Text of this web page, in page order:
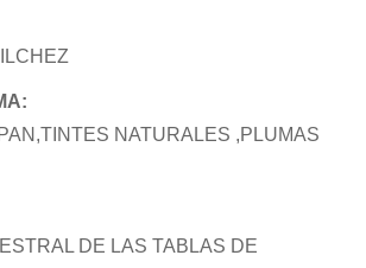
NATURALES ,PLUMAS
DE LAS TABLAS DE